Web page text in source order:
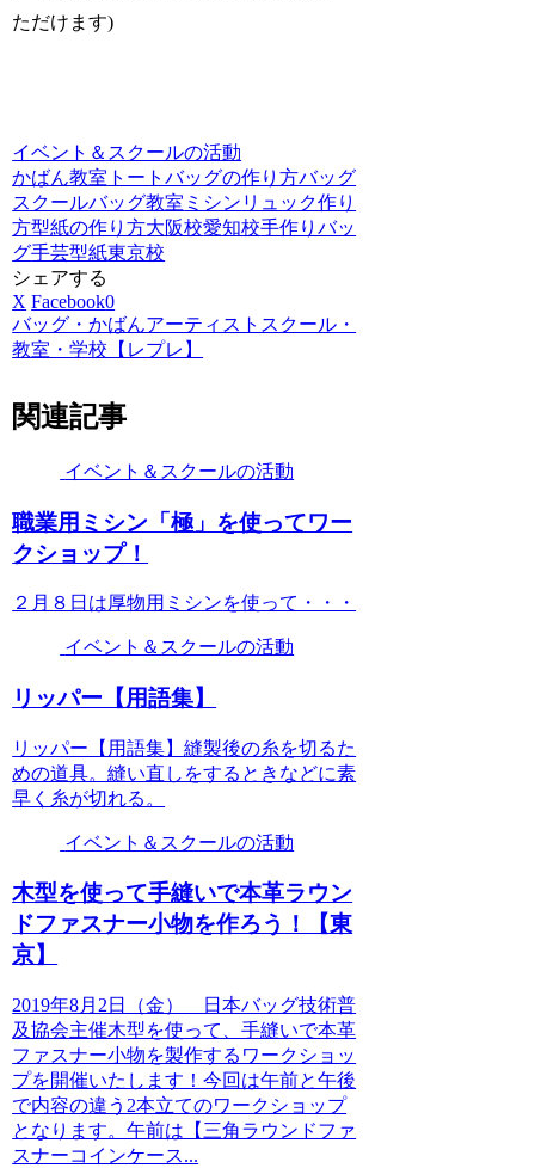
ただけます)
イベント＆スクールの活動
かばん教室 トートバッグの作り方バッグ
スクールバッグ教室 ミシン リュック作り
方型紙の作り方大阪校愛知校手作りバッ
グ手芸型紙東京校
シェアする
X Facebook0
バッグ・かばんアーティストスクール・
教室・学校【レプレ】
関連記事
イベント＆スクールの活動
職業用ミシン「極」を使ってワー
クショップ！
２月８日は厚物用ミシンを使って・・・
イベント＆スクールの活動
リッパー【用語集】
リッパー【用語集】縫製後の糸を切るた
めの道具。縫い直しをするときなどに素
早く糸が切れる。
イベント＆スクールの活動
木型を使って手縫いで本革ラウン
ドファスナー小物を作ろう！【東
京】
2019年8月2日（金） 日本バッグ技術普
及協会主催木型を使って、手縫いで本革
ファスナー小物を製作するワークショッ
プを開催いたします！今回は午前と午後
で内容の違う2本立てのワークショップ
となります。午前は【三角ラウンドファ
スナーコインケース...